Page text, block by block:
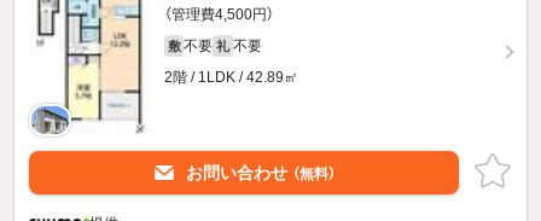
（管理費4,500円）
敷 不要 礼 不要
2階 / 1LDK / 42.89㎡
お問い合わせ （無料）